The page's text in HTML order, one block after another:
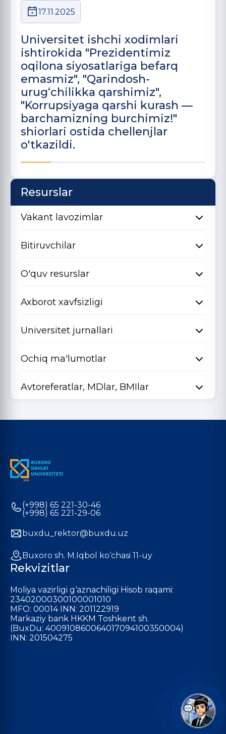
17.11.2025
Universitet ishchi xodimlari
ishtirokida "Prezidentimiz
oqilona siyosatlariga befarq
emasmiz", "Qarindosh-
urug‘chilikka qarshimiz",
"Korrupsiyaga qarshi kurash —
barchamizning burchimiz!"
shiorlari ostida chellenjlar
o'tkazildi.
Resurslar
Vakant lavozimlar
Bitiruvchilar
O'quv resurslar
Axborot xavfsizligi
Universitet jurnallari
Ochiq ma'lumotlar
Avtoreferatlar, MDlar, BMIlar
(+998) 65 221-30-46
(+998) 65 221-29-06
buxdu_rektor@buxdu.uz
Buxoro sh. M.Iqbol ko‘chasi 11-uy
Rekvizitlar
Moliya vazirligi g‘aznachiligi Hisob raqami:
23402000300100001010
MFO: 00014 INN: 201122919
Markaziy bank HKKM Toshkent sh.
(BuxDu: 400910860064017094100350004)
INN: 201504275